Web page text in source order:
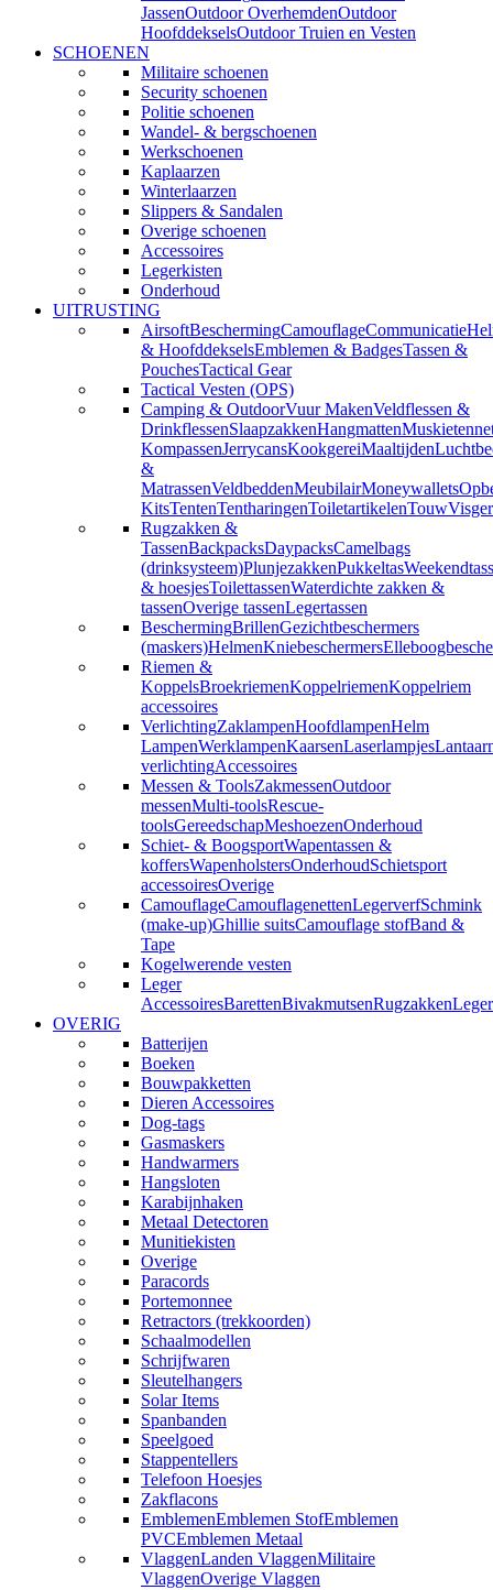
JassenOutdoor OverhemdenOutdoor
HoofddekselsOutdoor Truien en Vesten
SCHOENEN
Militaire schoenen
Security schoenen
Politie schoenen
Wandel- & bergschoenen
Werkschoenen
Kaplaarzen
Winterlaarzen
Slippers & Sandalen
Overige schoenen
Accessoires
Legerkisten
Onderhoud
UITRUSTING
AirsoftBeschermingCamouflageCommunicatie
& HoofddekselsEmblemen & BadgesTassen &
PouchesTactical Gear
Tactical Vesten (OPS)
Camping & OutdoorVuur MakenVeldflessen &
DrinkflessenSlaapzakkenHangmatten
KompassenJerrycansKookgereiMaaltijden
&
MatrassenVeldbeddenMeubilairMoneywallets
KitsTentenTentharingenToiletartikelenTouw
Rugzakken &
TassenBackpacksDaypacksCamelbags
(drinksysteem)PlunjezakkenPukkeltas
& hoesjesToilettassenWaterdichte zakken &
tassenOverige tassenLegertassen
BeschermingBrillenGezichtbeschermers
(maskers)HelmenKniebeschermers
Riemen &
KoppelsBroekriemenKoppelriemenKoppelriem
accessoires
VerlichtingZaklampenHoofdlampenHelm
LampenWerklampenKaarsenLaserlampjes
verlichtingAccessoires
Messen & ToolsZakmessenOutdoor
messenMulti-toolsRescue-
toolsGereedschapMeshoezenOnderhoud
Schiet- & BoogsportWapentassen &
koffersWapenholstersOnderhoudSchietsport
accessoiresOverige
CamouflageCamouflagenettenLegerverfSchmink
(make-up)Ghillie suitsCamouflage stofBand &
Tape
Kogelwerende vesten
Leger
AccessoiresBarettenBivakmutsenRugzakken
OVERIG
Batterijen
Boeken
Bouwpakketten
Dieren Accessoires
Dog-tags
Gasmaskers
Handwarmers
Hangsloten
Karabijnhaken
Metaal Detectoren
Munitiekisten
Overige
Paracords
Portemonnee
Retractors (trekkoorden)
Schaalmodellen
Schrijfwaren
Sleutelhangers
Solar Items
Spanbanden
Speelgoed
Stappentellers
Telefoon Hoesjes
Zakflacons
EmblemenEmblemen StofEmblemen
PVCEmblemen Metaal
VlaggenLanden VlaggenMilitaire
VlaggenOverige Vlaggen